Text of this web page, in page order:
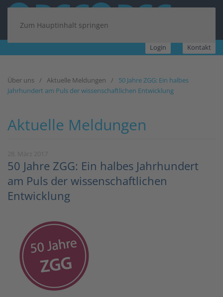
Zum Hauptinhalt springen
Login Kontakt
Über uns Aktuelle Meldungen
50 Jahre ZGG: Ein halbes
Jahrhundert am Puls der wissenschaftlichen Entwicklung
Aktuelle Meldungen
50 Jahre ZGG: Ein halbes Jahrhundert
am Puls der wissenschaftlichen
Entwicklung